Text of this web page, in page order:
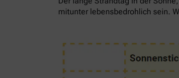
mitunter lebensbedrohlich sein.